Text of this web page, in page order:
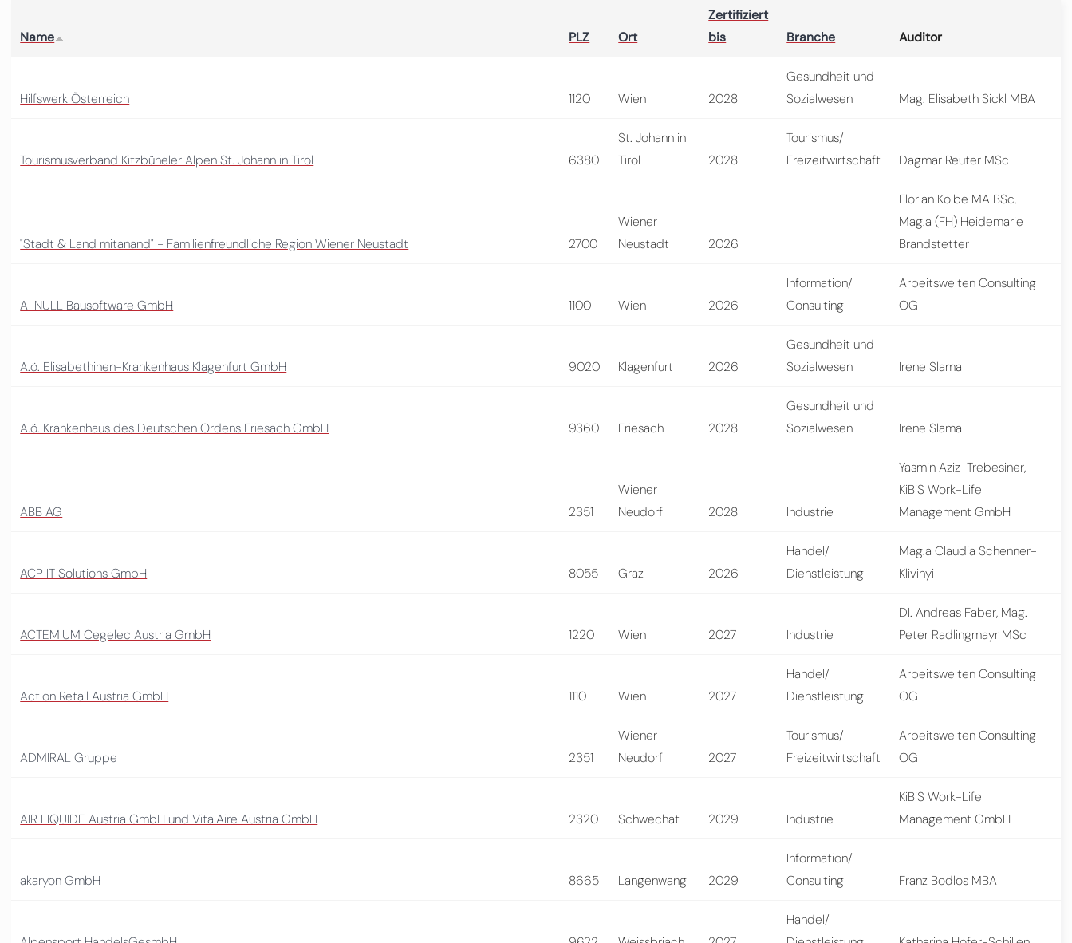
Name PLZ Ort
Zertifiziert
bis
Branche Auditor
Hilfswerk Österreich 1120 Wien 2028
Gesundheit und
Sozialwesen
Mag. Elisabeth Sickl MBA
Tourismusverband Kitzbüheler Alpen St. Johann in Tirol 6380
St. Johann in
Tirol
2028
Tourismus/
Freizeitwirtschaft
Dagmar Reuter MSc
"Stadt & Land mitanand" - Familienfreundliche Region Wiener Neustadt 2700
Wiener
Neustadt
2026
Florian Kolbe MA BSc,
Mag.a (FH) Heidemarie
Brandstetter
A-NULL Bausoftware GmbH 1100 Wien 2026
Information/
Consulting
Arbeitswelten Consulting
OG
A.ö. Elisabethinen-Krankenhaus Klagenfurt GmbH 9020 Klagenfurt 2026
Gesundheit und
Sozialwesen
Irene Slama
A.ö. Krankenhaus des Deutschen Ordens Friesach GmbH 9360 Friesach 2028
Gesundheit und
Sozialwesen
Irene Slama
ABB AG 2351
Wiener
Neudorf
2028 Industrie
Yasmin Aziz-Trebesiner,
KiBiS Work-Life
Management GmbH
ACP IT Solutions GmbH 8055 Graz 2026
Handel/
Dienstleistung
Mag.a Claudia Schenner-
Klivinyi
ACTEMIUM Cegelec Austria GmbH 1220 Wien 2027 Industrie
DI. Andreas Faber, Mag.
Peter Radlingmayr MSc
Action Retail Austria GmbH 1110 Wien 2027
Handel/
Dienstleistung
Arbeitswelten Consulting
OG
ADMIRAL Gruppe 2351
Wiener
Neudorf
2027
Tourismus/
Freizeitwirtschaft
Arbeitswelten Consulting
OG
AIR LIQUIDE Austria GmbH und VitalAire Austria GmbH 2320 Schwechat 2029 Industrie
KiBiS Work-Life
Management GmbH
akaryon GmbH 8665 Langenwang 2029
Information/
Consulting
Franz Bodlos MBA
Handel/